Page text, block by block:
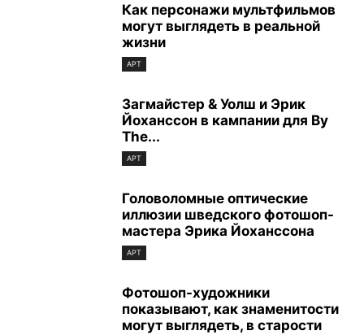
Как персонажи мультфильмов
могут выглядеть в реальной
жизни
АРТ
Загмайстер & Уолш и Эрик
Йоханссон в кампании для By
The...
АРТ
Головоломные оптические
иллюзии шведского фотошоп-
мастера Эрика Йоханссона
АРТ
Фотошоп-художники
показывают, как знаменитости
могут выглядеть, в старости